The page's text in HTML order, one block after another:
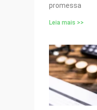
promessa
Leia mais >>